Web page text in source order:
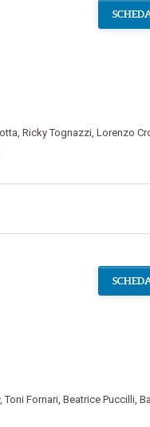
, Ricky Tognazzi, Lorenzo
,Toni Fornari, Beatrice Puccilli,